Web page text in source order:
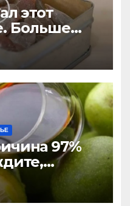
этот
Больше
покупать
97%
уже